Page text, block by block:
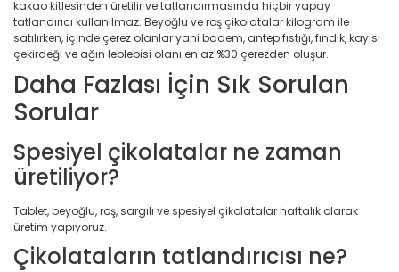
kakao kitlesinden üretilir ve tatlandırmasında hiçbir yapay
tatlandırıcı kullanılmaz. Beyoğlu ve roş çikolatalar kilogram ile
satılırken, içinde çerez olanlar yani badem, antep fıstığı, fındık, kayısı
çekirdeği ve ağın leblebisi olanı en az %30 çerezden oluşur.
Daha Fazlası İçin Sık Sorulan
Sorular
Spesiyel çikolatalar ne zaman
üretiliyor?
Tablet, beyoğlu, roş, sargılı ve spesiyel çikolatalar haftalık olarak
üretim yapıyoruz.
Çikolataların tatlandırıcısı ne?